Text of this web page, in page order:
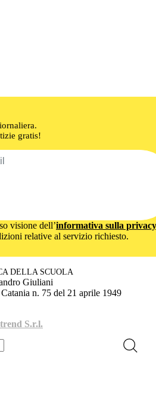
gratis!
visione dell’informativa sulla privacy
relative al servizio richiesto.
DELLA SCUOLA
Giuliani
n. 75 del 21 aprile 1949
S.r.l.